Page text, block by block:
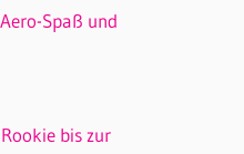
Spaß und
bis zur